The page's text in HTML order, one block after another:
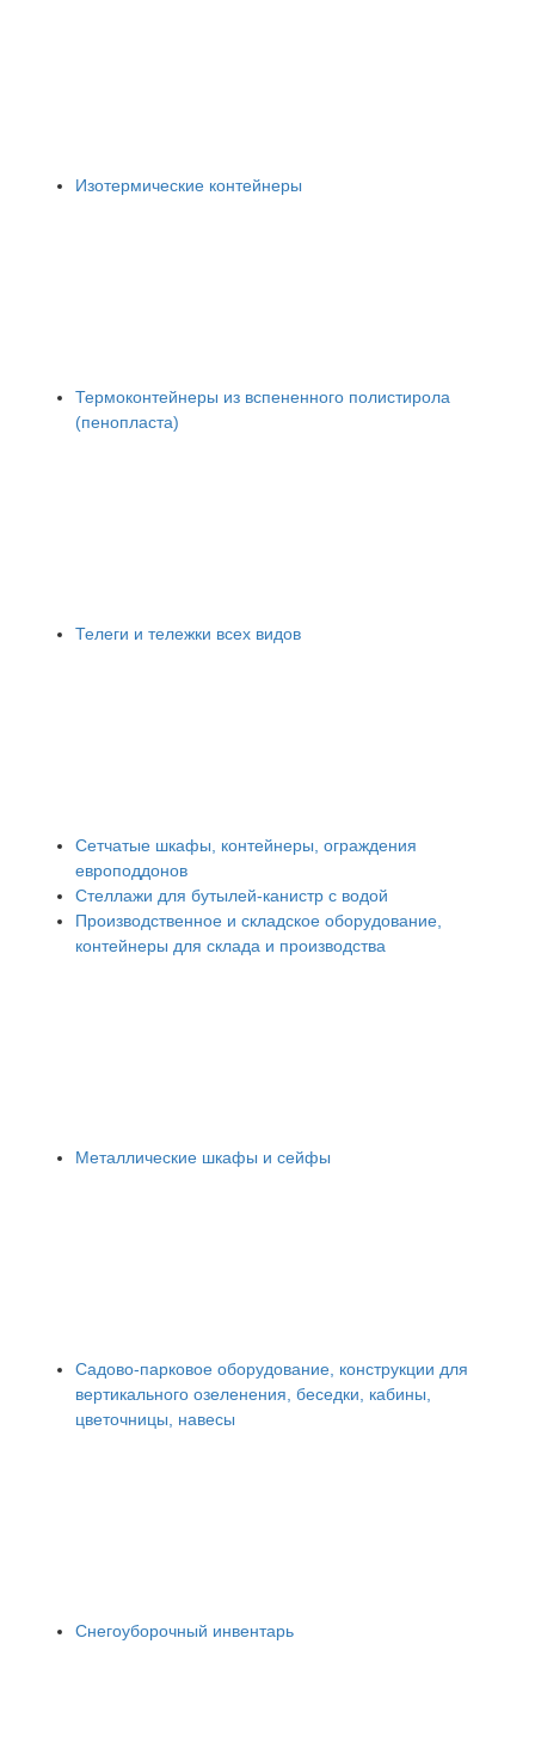
Изотермические контейнеры
Термоконтейнеры из вспененного полистирола
(пенопласта)
Телеги и тележки всех видов
Сетчатые шкафы, контейнеры, ограждения
европоддонов
Стеллажи для бутылей-канистр с водой
Производственное и складское оборудование,
контейнеры для склада и производства
Металлические шкафы и сейфы
Садово-парковое оборудование, конструкции для
вертикального озеленения, беседки, кабины,
цветочницы, навесы
Снегоуборочный инвентарь